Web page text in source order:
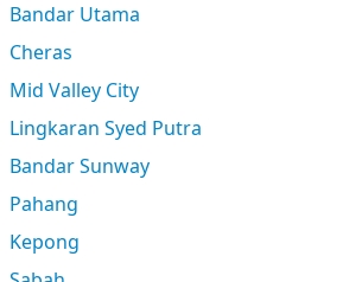
Bandar Utama
Cheras
Mid Valley City
Lingkaran Syed Putra
Bandar Sunway
Pahang
Kepong